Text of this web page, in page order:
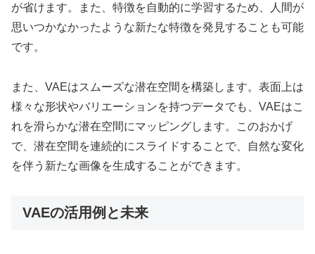
が省けます。また、特徴を自動的に学習するため、人間が
思いつかなかったような新たな特徴を発見することも可能
です。
また、VAEはスムーズな潜在空間を構築します。表面上は
様々な形状やバリエーションを持つデータでも、VAEはこ
れを滑らかな潜在空間にマッピングします。このおかげ
で、潜在空間を連続的にスライドすることで、自然な変化
を伴う新たな画像を生成することができます。
VAEの活用例と未来